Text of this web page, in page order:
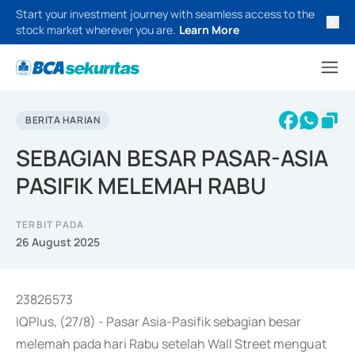
Start your investment journey with seamless access to the
stock market wherever you are. Learn More
BERITA HARIAN
SEBAGIAN BESAR PASAR-ASIA
PASIFIK MELEMAH RABU
TERBIT PADA
26 August 2025
23826573
IQPlus, (27/8) - Pasar Asia-Pasifik sebagian besar
melemah pada hari Rabu setelah Wall Street menguat